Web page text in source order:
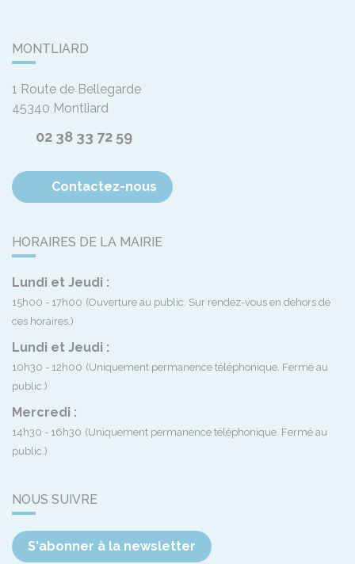
MONTLIARD
1 Route de Bellegarde
45340 Montliard
02 38 33 72 59
Contactez-nous
HORAIRES DE LA MAIRIE
Lundi et Jeudi :
15h00 - 17h00 (Ouverture au public. Sur rendez-vous en dehors de
ces horaires.)
Lundi et Jeudi :
10h30 - 12h00 (Uniquement permanence téléphonique. Fermé au
public.)
Mercredi :
14h30 - 16h30 (Uniquement permanence téléphonique. Fermé au
public.)
NOUS SUIVRE
S'abonner à la newsletter